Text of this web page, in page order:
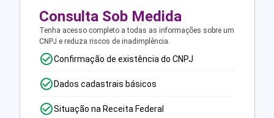
Consulta Sob Medida
Tenha acesso completo a todas as informações sobre um
CNPJ e reduza riscos de inadimplência.
Confirmação de existência do CNPJ
Dados cadastrais básicos
Situação na Receita Federal